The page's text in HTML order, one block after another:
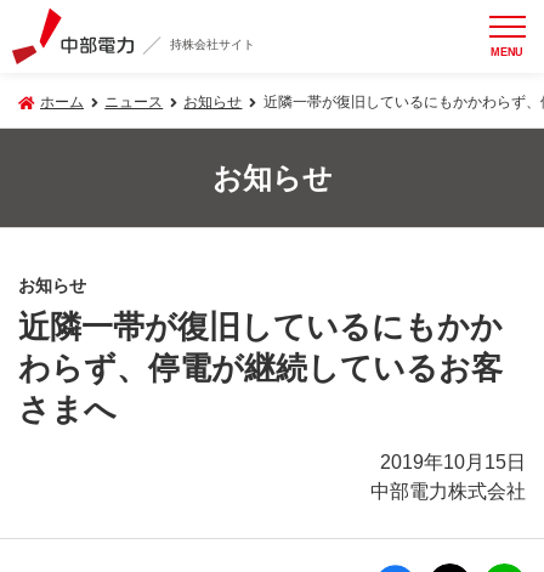
持株会社サイト MENU
ホーム ニュース お知らせ 近隣一帯が復旧しているにもかかわらず
お知らせ
お知らせ
近隣一帯が復旧しているにもかか
わらず、停電が継続しているお客
さまへ
2019年10月15日
中部電力株式会社